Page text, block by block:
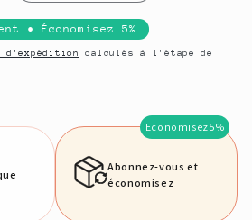
• Économisez 5%
d'expédition
calculés à l'étape de
Abonnez-vous et
économisez
Economisez5%